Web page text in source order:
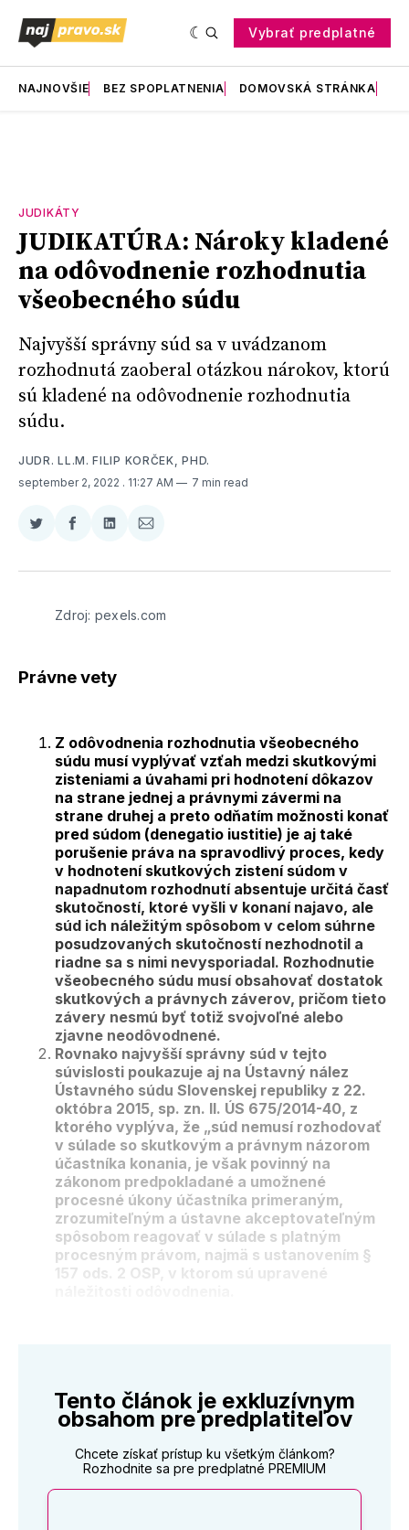
Vybrať predplatné
NAJNOVŠIE BEZ SPOPLATNENIA DOMOVSKÁ STRÁNKA
JUDIKÁTY
JUDIKATÚRA: Nároky kladené
na odôvodnenie rozhodnutia
všeobecného súdu
Najvyšší správny súd sa v uvádzanom
rozhodnutá zaoberal otázkou nárokov, ktorú
sú kladené na odôvodnenie rozhodnutia
súdu.
JUDR. LL.M. FILIP KORČEK, PHD.
september 2, 2022 . 11:27 AM 7 min read
Zdieľať
Twitter
Zdieľať
Facebooku
Zdieľať
LinkedIne
Zdieľať
E-
Zdroj: pexels.com
Právne vety
Z odôvodnenia rozhodnutia všeobecného
súdu musí vyplývať vzťah medzi skutkovými
zisteniami a úvahami pri hodnotení dôkazov
na strane jednej a právnymi závermi na
strane druhej a preto odňatím možnosti konať
pred súdom (denegatio iustitie) je aj také
porušenie práva na spravodlivý proces, kedy
v hodnotení skutkových zistení súdom v
napadnutom rozhodnutí absentuje určitá časť
skutočností, ktoré vyšli v konaní najavo, ale
súd ich náležitým spôsobom v celom súhrne
posudzovaných skutočností nezhodnotil a
riadne sa s nimi nevysporiadal. Rozhodnutie
všeobecného súdu musí obsahovať dostatok
skutkových a právnych záverov, pričom tieto
závery nesmú byť totiž svojvoľné alebo
zjavne neodôvodnené.
Rovnako najvyšší správny súd v tejto
súvislosti poukazuje aj na Ústavný nález
Ústavného súdu Slovenskej republiky z 22.
októbra 2015, sp. zn. II. ÚS 675/2014-40, z
ktorého vyplýva, že „súd nemusí rozhodovať
v súlade so skutkovým a právnym názorom
účastníka konania, je však povinný na
zákonom predpokladané a umožnené
procesné úkony účastníka primeraným,
zrozumiteľným a ústavne akceptovateľným
spôsobom reagovať v súlade s platným
procesným právom, najmä s ustanovením §
157 ods. 2 OSP, v ktorom sú upravené
Tento článok je exkluzívnym
obsahom pre predplatiteľov
Chcete získať prístup ku všetkým článkom?
Rozhodnite sa pre predplatné PREMIUM